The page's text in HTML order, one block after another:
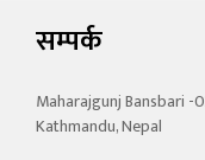
सम्पर्क
Maharajgunj Bansbari -
Kathmandu, Nepal